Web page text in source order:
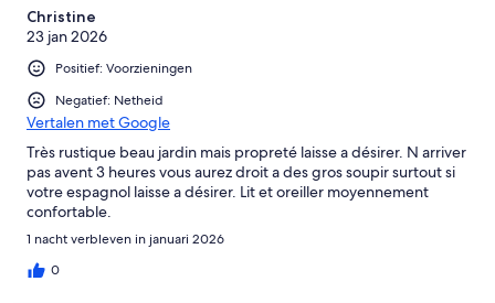
Christine
23 jan 2026
Positief: Voorzieningen
Negatief: Netheid
Vertalen met Google
Très rustique beau jardin mais propreté laisse a désirer. N arriver
pas avent 3 heures vous aurez droit a des gros soupir surtout si
votre espagnol laisse a désirer. Lit et oreiller moyennement
confortable.
1 nacht verbleven in januari 2026
0